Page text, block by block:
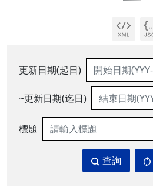
更新日期(起日)
~更新日期(迄日)
標題
查詢